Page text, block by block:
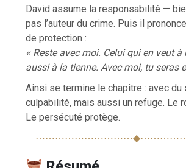
David assume la responsabilité —
pas l’auteur du crime. Puis il
de protection :
« Reste avec moi. Celui qui en veut à
aussi à la tienne. Avec moi, tu seras
Ainsi se termine le chapitre : avec du
culpabilité, mais aussi un refuge. Le
Le persécuté protège.